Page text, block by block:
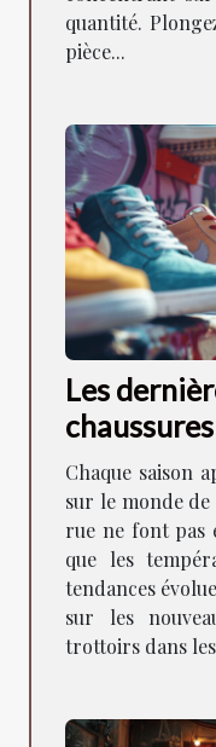
quantité.
pièce...
Les
saison à
Chaque saison
sur le monde de
rue ne font pas
que les
tendances
sur les
trottoirs dans